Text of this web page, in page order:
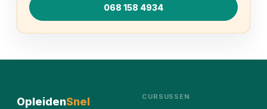
068 158 4934
OpleidenSnel CURSUSSEN